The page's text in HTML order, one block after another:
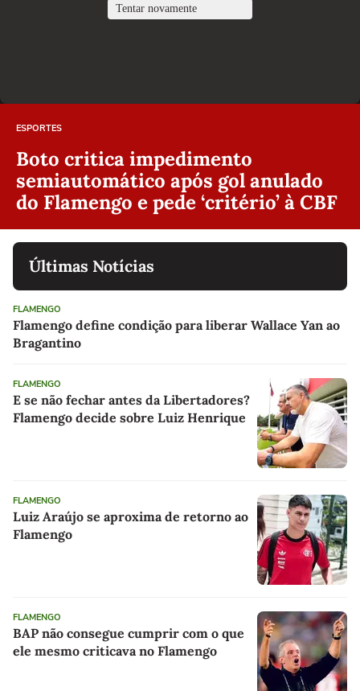
ESPORTES
Boto critica impedimento
semiautomático após gol anulado
do Flamengo e pede ‘critério’ à CBF
Últimas Notícias
FLAMENGO
Flamengo define condição para liberar Wallace Yan ao
Bragantino
FLAMENGO
E se não fechar antes da Libertadores?
Flamengo decide sobre Luiz Henrique
FLAMENGO
Luiz Araújo se aproxima de retorno ao
Flamengo
FLAMENGO
BAP não consegue cumprir com o que
ele mesmo criticava no Flamengo